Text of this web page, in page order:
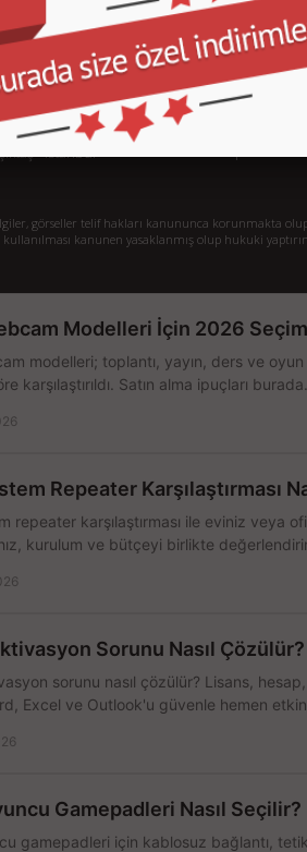
- İstanbul
İletişim
Sipariş Takibi
Gizlilik ve Kullanım
Kargo ve Taşıma
Garanti ve İade
görseller telif hakları kanununca korunmakta olup
kanunen yasaklanmış olup hukuki
Modelleri İçin 2026
modelleri; toplantı, yayın, ders ve
karşılaştırıldı. Satın alma ipuçları burada.
Repeater Karşılaştırması
repeater karşılaştırması ile eviniz veya
kurulum ve bütçeyi birlikte
Sorunu Nasıl Çözülür?
sorunu nasıl çözülür? Lisans,
Excel ve Outlook'u güvenle hemen
Gamepadleri Nasıl Seçilir?
gamepadleri için kablosuz bağlantı,